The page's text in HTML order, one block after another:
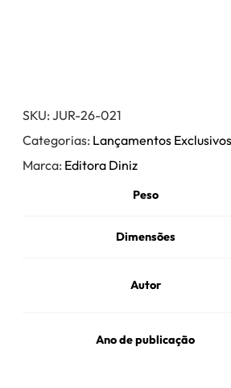
SKU:JUR-26-021
Categorias: Lançamentos Exclusivos
Marca: Editora Diniz
Peso
Dimensões
Autor
Ano de publicação